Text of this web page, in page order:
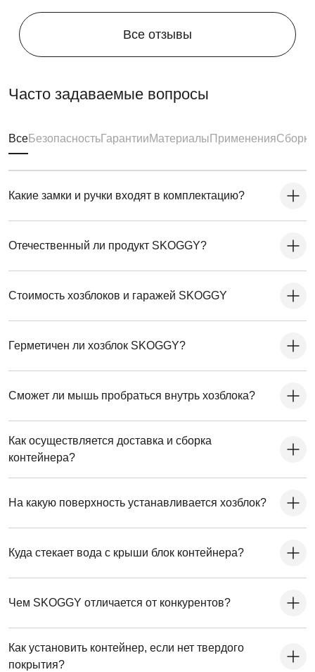
фундаментные блоки. Ниже представлена схема
расстановки:
Все отзывы
Часто задаваемые вопросы
ВсеБезопасностьГарантииМатериалы ПримененияСборка
Какие замки и ручки входят в комплектацию?
Отечественный ли продукт SKOGGY?
Стоимость хозблоков и гаражей SKOGGY
Герметичен ли хозблок SKOGGY?
Сможет ли мышь пробраться внутрь хозблока?
Как осуществляется доставка и сборка
контейнера?
На какую поверхность устанавливается хозблок?
Куда стекает вода с крыши блок контейнера?
Чем SKOGGY отличается от конкурентов?
Как установить контейнер, если нет твердого
покрытия?